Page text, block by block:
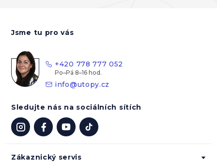
Zákaznický servis
Jsme tu pro vás
+420 778 777 052
info@utopy.cz
Sledujte nás na sociálních sítích